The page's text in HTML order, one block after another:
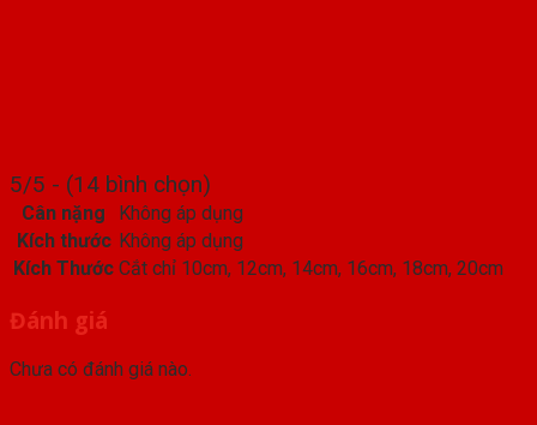
5/5 - (14 bình chọn)
Cân nặng
Không áp dụng
Kích thước Không áp dụng
Kích Thước Cắt chỉ 10cm, 12cm, 14cm, 16cm, 18cm, 20cm
Đánh giá
Chưa có đánh giá nào.